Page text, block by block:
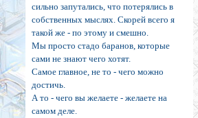
сильно запутались, что потерялись в
собственных мыслях. Скорей всего я
такой же - по этому и смешно.
Мы просто стадо баранов, которые
сами не знают чего хотят.
Самое главное, не то - чего можно
достичь.
А то - чего вы желаете - желаете на
самом деле.